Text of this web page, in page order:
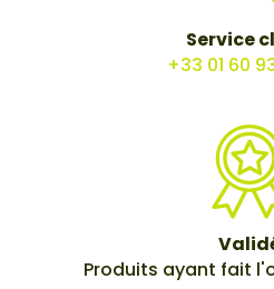
Service
+33 01 60
Produits ayant fait